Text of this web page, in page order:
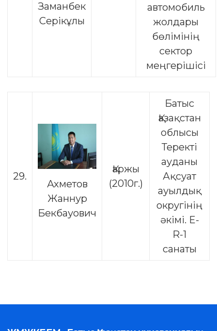
Заманбек
Серікұлы
автомобиль
жолдары
бөлімінің
сектор
меңгерішісі
29.
Ахметов
Жаннур
Бекбауович
Қаржы
(2010г.)
Батыс
Қазақстан
облысы
Теректі
ауданы
Ақсуат
ауылдық
округінің
әкімі. E-
R-1
санаты